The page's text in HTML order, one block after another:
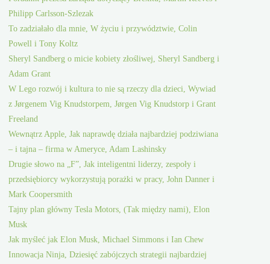
Philipp Carlsson-Szlezak
To zadziałało dla mnie, W życiu i przywództwie, Colin
Powell i Tony Koltz
Sheryl Sandberg o micie kobiety złośliwej, Sheryl Sandberg i
Adam Grant
W Lego rozwój i kultura to nie są rzeczy dla dzieci, Wywiad
z Jørgenem Vig Knudstorpem, Jørgen Vig Knudstorp i Grant
Freeland
Wewnątrz Apple, Jak naprawdę działa najbardziej podziwiana
– i tajna – firma w Ameryce, Adam Lashinsky
Drugie słowo na „F”, Jak inteligentni liderzy, zespoły i
przedsiębiorcy wykorzystują porażki w pracy, John Danner i
Mark Coopersmith
Tajny plan główny Tesla Motors, (Tak między nami), Elon
Musk
Jak myśleć jak Elon Musk, Michael Simmons i Ian Chew
Innowacja Ninja, Dziesięć zabójczych strategii najbardziej